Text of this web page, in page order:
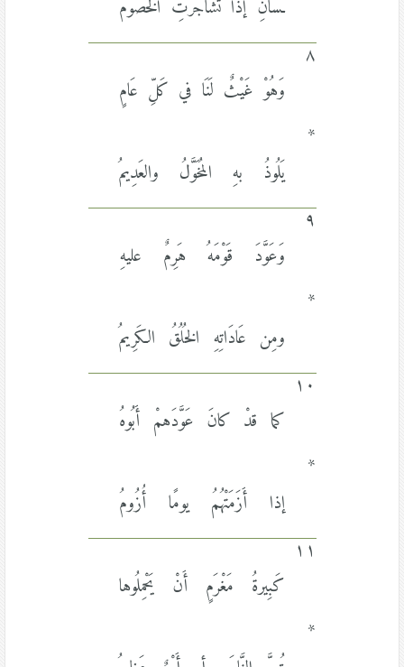
ـسانِ إذا تَشَاجَرَتِ الخُصُومُ
٨
وَهُوْ غَيْثٌ لَنَا في كَلِّ عَامٍ
*
يَلُوذُ بهِ المُخَوَّلُ والعَدِيمُ
٩
وَعَوَّدَ قَوْمَهُ هَرِمٌ عليهِ
*
ومِن عَادَاتِهِ الخُلُقُ الكَرِيمُ
١٠
كما قدْ كانَ عَوَّدَهمْ أَبُوهُ
*
إذا أَزَمَتْهُمُ يومًا أُزُومُ
١١
كَبِيرةُ مَغْرَمٍ أَنْ يَحْمِلُوها
*